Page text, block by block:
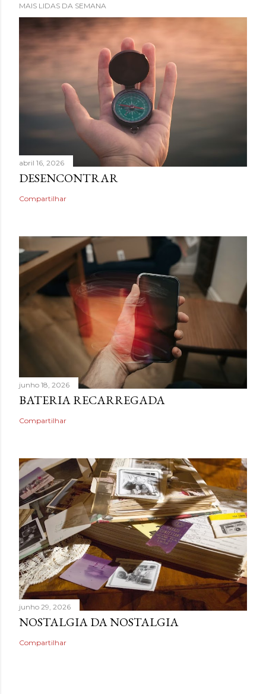
MAIS LIDAS DA SEMANA
abril 16, 2026
DESENCONTRAR
Compartilhar
junho 18, 2026
BATERIA RECARREGADA
Compartilhar
junho 29, 2026
NOSTALGIA DA NOSTALGIA
Compartilhar